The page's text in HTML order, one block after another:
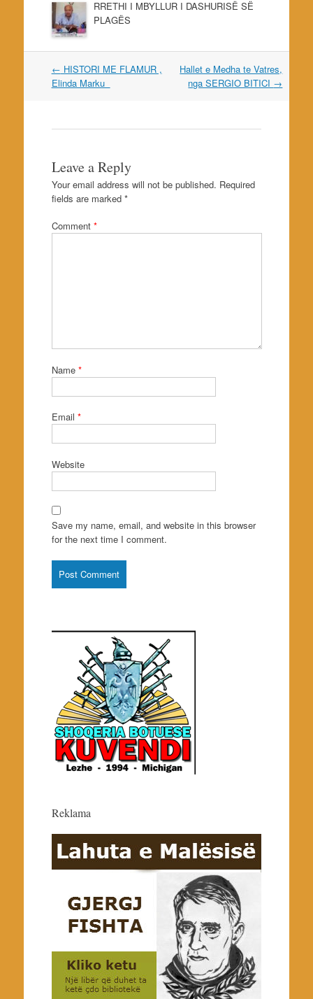
RRETHI I MBYLLUR I DASHURISË SË
PLAGËS
Post
navigation
← HISTORI ME FLAMUR ,
Elinda Marku
Hallet e Medha te Vatres,
nga SERGIO BITICI →
Leave a Reply
Your email address will not be published. Required
fields are marked *
Comment *
Name *
Email *
Website
Save my name, email, and website in this browser
for the next time I comment.
Reklama